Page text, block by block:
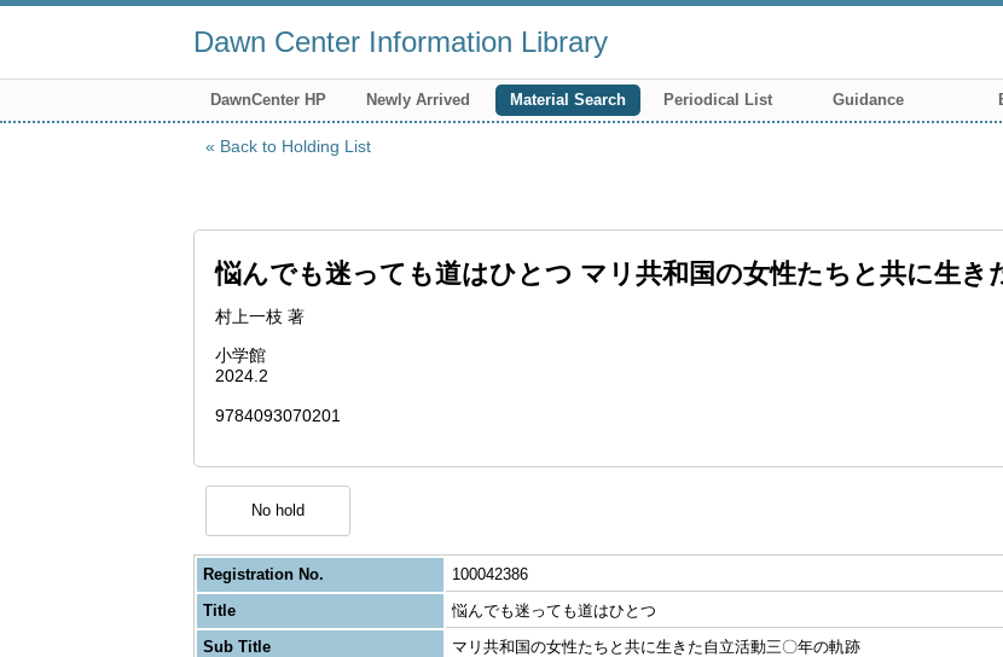
Dawn Center Information Library
DawnCenter HP Newly Arrived Material Search Periodical List Guidance
Back to Holding List
悩んでも迷っても道はひとつ マリ共和国の女性たちと共に生き
村上一枝 著
小学館
2024.2
9784093070201
No hold
Registration No.
100042386
Title
悩んでも迷っても道はひとつ
Sub Title
マリ共和国の女性たちと共に生きた自立活動三〇年の軌跡